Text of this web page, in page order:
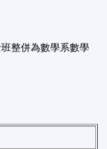
整併為數學系數學